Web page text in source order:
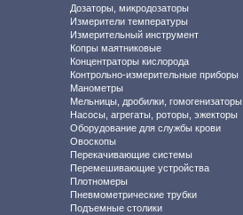
Дозаторы, микродозаторы
Измерители температуры
Измерительный инструмент
Копры маятниковые
Концентраторы кислорода
Контрольно-измерительные приборы
Манометры
Мельницы, дробилки, гомогенизаторы
Насосы, агрегаты, роторы, эжекторы
Оборудование для службы крови
Овоскопы
Перекачивающие системы
Перемешивающие устройства
Плотномеры
Пневмометрические трубки
Подъемные столики